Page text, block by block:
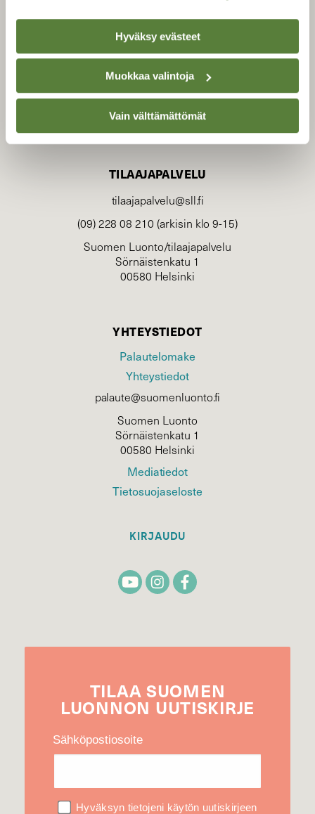
Hyväksy evästeet
Muokkaa valintoja
Vain välttämättömät
TILAAJAPALVELU
tilaajapalvelu@sll.fi
(09) 228 08 210 (arkisin klo 9-15)
Suomen Luonto/tilaajapalvelu
Sörnäistenkatu 1
00580 Helsinki
YHTEYSTIEDOT
Palautelomake
Yhteystiedot
palaute@suomenluonto.fi
Suomen Luonto
Sörnäistenkatu 1
00580 Helsinki
Mediatiedot
Tietosuojaseloste
KIRJAUDU
TILAA SUOMEN
LUONNON UUTIS­KIRJE
Sähköpostiosoite
Hyväksyn tietojeni käytön uutiskirjeen